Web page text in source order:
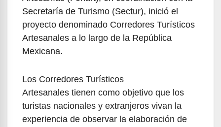
Secretaría de Turismo (Sectur), inició el
proyecto denominado Corredores Turísticos
Artesanales a lo largo de la República
Mexicana.
Los Corredores Turísticos
Artesanales tienen como objetivo que los
turistas nacionales y extranjeros vivan la
experiencia de observar la elaboración de